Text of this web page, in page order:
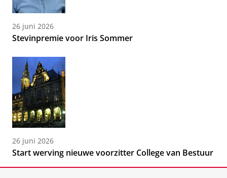
26 juni 2026
Stevinpremie voor Iris Sommer
26 juni 2026
Start werving nieuwe voorzitter College van Bestuur